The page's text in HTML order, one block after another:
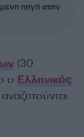
πηγή στην
(30
ο Ελληνικός